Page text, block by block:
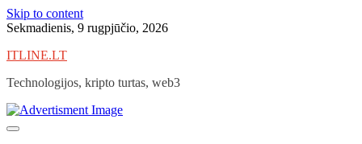
Skip to content
Sekmadienis, 9 rugpjūčio, 2026
ITLINE.LT
Technologijos, kripto turtas, web3